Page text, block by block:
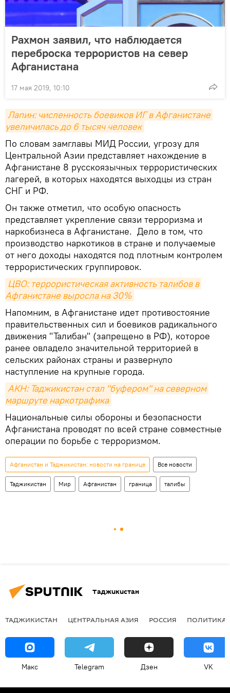
Рахмон заявил, что наблюдается
переброска террористов на север
Афганистана
17 мая 2019, 10:10
Лапин: численность боевиков ИГ в Афганистане
увеличилась до 6 тысяч человек
По словам замглавы МИД России, угрозу для
Центральной Азии представляет нахождение в
Афганистане 8 русскоязычных террористических
лагерей, в которых находятся выходцы из стран
СНГ и РФ.
Он также отметил, что особую опасность
представляет укрепление связи терроризма и
наркобизнеса в Афганистане. Дело в том, что
производство наркотиков в стране и получаемые
от него доходы находятся под плотным контролем
террористических группировок.
ЦВО: террористическая активность талибов в
Афганистане выросла на 30%
Напомним, в Афганистане идет противостояние
правительственных сил и боевиков радикального
движения "Талибан" (запрещено в РФ), которое
ранее овладело значительной территорией в
сельских районах страны и развернуло
наступление на крупные города.
АКН: Таджикистан стал "буфером" на северном
маршруте наркотрафика
Национальные силы обороны и безопасности
Афганистана проводят по всей стране совместные
операции по борьбе с терроризмом.
Афганистан и Таджикистан: новости на границе Все новости
Таджикистан Мир Афганистан граница талибы
Таджикистан
ТАДЖИКИСТАН ЦЕНТРАЛЬНАЯ АЗИЯ РОССИЯ ПОЛИТИКА
Макс Telegram Дзен VK